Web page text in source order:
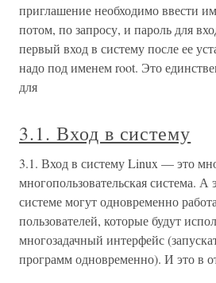
приглашение необходимо ввести
потом, по запросу, и пароль для
первый вход в систему после ее
надо под именем root. Это
для
3.1. Вход в систему
3.1. Вход в систему Linux — это
многопользовательская система. А
системе могут одновременно
пользователей, которые будут
многозадачный интерфейс
программ одновременно). И это в